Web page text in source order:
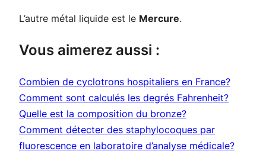
L’autre métal liquide est le Mercure.
Vous aimerez aussi :
Combien de cyclotrons hospitaliers en France?
Comment sont calculés les degrés Fahrenheit?
Quelle est la composition du bronze?
Comment détecter des staphylocoques par
fluorescence en laboratoire d’analyse médicale?